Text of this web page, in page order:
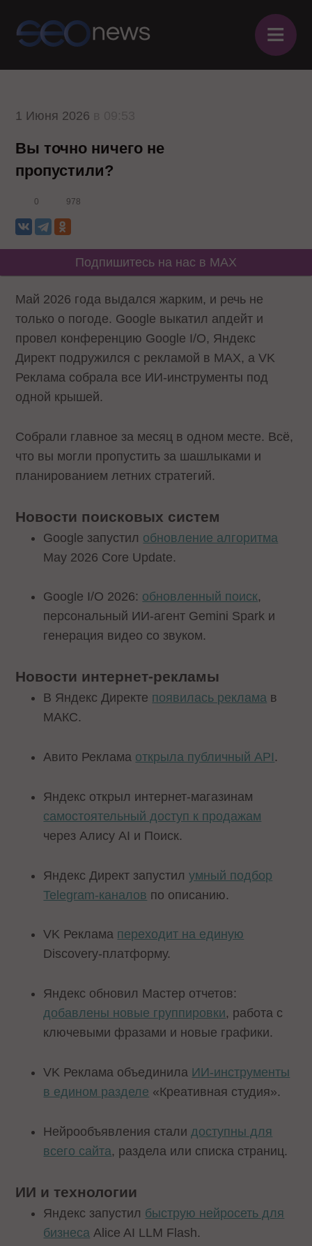
≡
1 Июня 2026
Вы точно ничего не
пропустили?
0 978
Подпишитесь на нас в MAX
Май 2026 года выдался жарким, и речь не
только о погоде. Google выкатил апдейт и
провел конференцию Google I/O, Яндекс
Директ подружился с рекламой в MAX, а VK
Реклама собрала все ИИ-инструменты под
одной крышей.
Собрали главное за месяц в одном месте. Всё,
что вы могли пропустить за шашлыками и
планированием летних стратегий.
Новости поисковых систем
Google запустил обновление алгоритма
May 2026 Core Update.
Google I/O 2026: обновленный поиск,
персональный ИИ-агент Gemini Spark и
генерация видео со звуком.
Новости интернет-рекламы
В Яндекс Директе появилась реклама в
МАКС.
Авито Реклама открыла публичный API .
Яндекс открыл интернет-магазинам
самостоятельный доступ к продажам
через Алису AI и Поиск.
Яндекс Директ запустилумный подбор
Telegram-каналов по описанию.
VK Реклама переходит на единую
Discovery-платформу.
Яндекс обновил Мастер отчетов:
добавлены новые группировки, работа с
ключевыми фразами и новые графики.
VK Реклама объединила ИИ‑инструменты
в едином разделе «Креативная студия».
Нейрообъявления стали доступны для
всего сайта, раздела или списка страниц.
ИИ и технологии
Яндекс запустил быструю нейросеть для
бизнеса Alice AI LLM Flash.